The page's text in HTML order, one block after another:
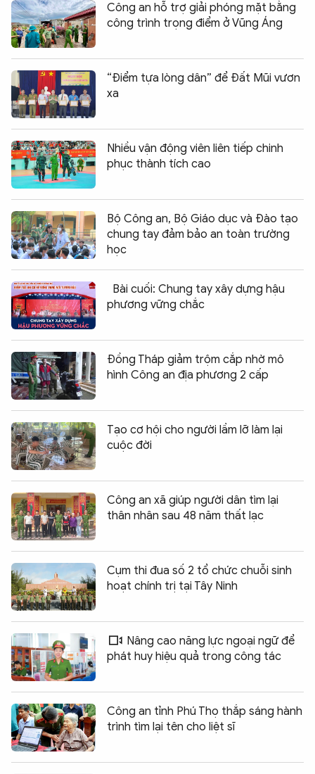
Công an hỗ trợ giải phóng mặt bằng
công trình trọng điểm ở Vũng Áng
“Điểm tựa lòng dân” để Đất Mũi vươn
xa
Nhiều vận động viên liên tiếp chinh
phục thành tích cao
Bộ Công an, Bộ Giáo dục và Đào tạo
chung tay đảm bảo an toàn trường
học
Bài cuối: Chung tay xây dựng hậu
phương vững chắc
Đồng Tháp giảm trộm cắp nhờ mô
hình Công an địa phương 2 cấp
Tạo cơ hội cho người lầm lỡ làm lại
cuộc đời
Công an xã giúp người dân tìm lại
thân nhân sau 48 năm thất lạc
Cụm thi đua số 2 tổ chức chuỗi sinh
hoạt chính trị tại Tây Ninh
Nâng cao năng lực ngoại ngữ để
phát huy hiệu quả trong công tác
Công an tỉnh Phú Thọ thắp sáng hành
trình tìm lại tên cho liệt sĩ